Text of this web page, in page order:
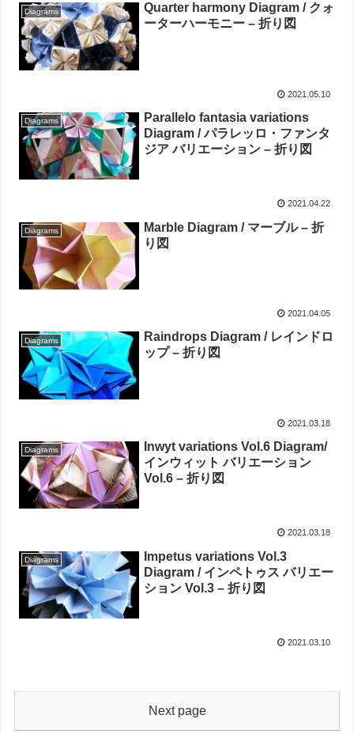
Diagrams
Quarter harmony Diagram / クォ
ーターハーモニー – 折り図
2021.05.10
Diagrams
Parallelo fantasia variations
Diagram / パラレッロ・ファンタ
ジア バリエーション – 折り図
2021.04.22
Diagrams
Marble Diagram / マーブル – 折
り図
2021.04.05
Diagrams
Raindrops Diagram / レインドロ
ップ – 折り図
2021.03.18
Diagrams
Inwyt variations Vol.6 Diagram/
インウィット バリエーション
Vol.6 – 折り図
2021.03.18
Diagrams
Impetus variations Vol.3
Diagram / インペトゥス バリエー
ション Vol.3 – 折り図
2021.03.10
Next page